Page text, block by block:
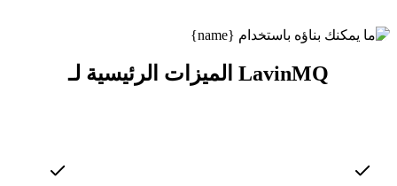
الميزات الرئيسية لـ LavinMQ